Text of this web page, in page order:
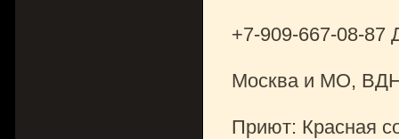
+7-909-667-08-87
Москва и МО,
Приют: Красная